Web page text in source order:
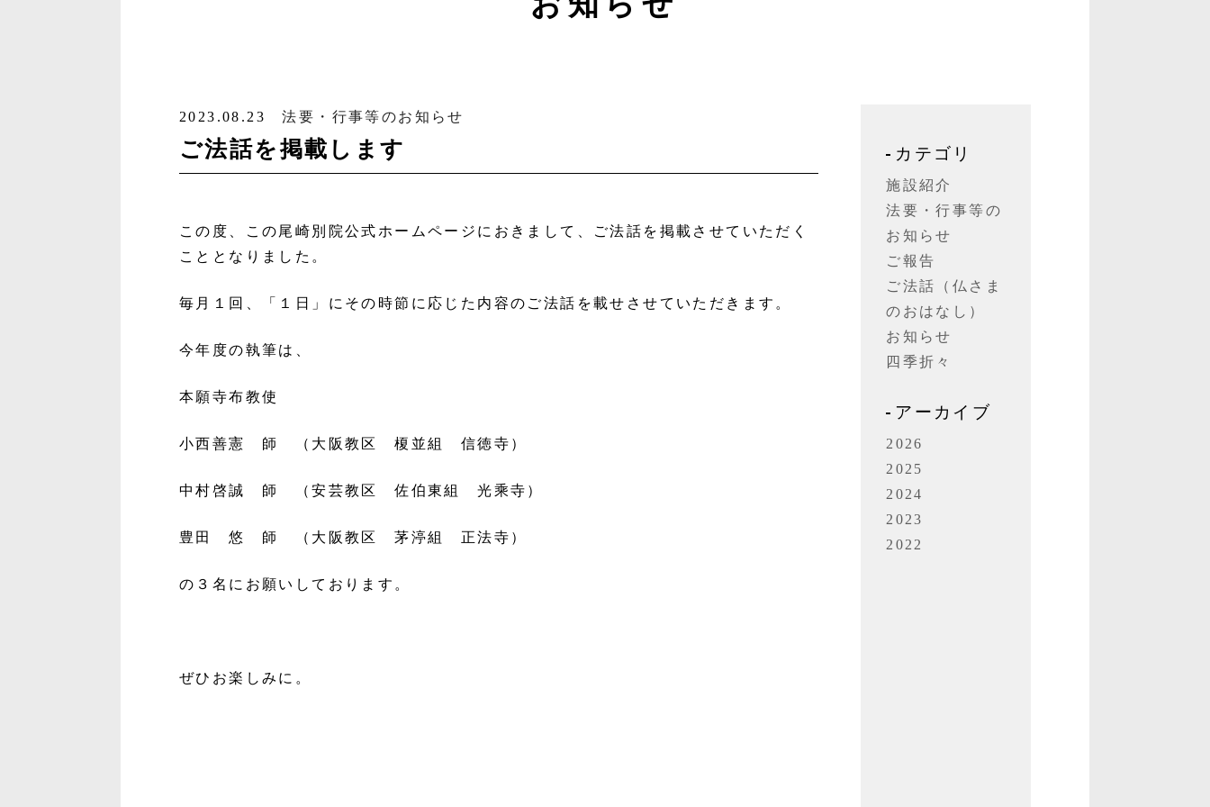
2023.08.23法要・行事等のお知らせ
ご法話を掲載します
この度、この尾崎別院公式ホームページにおきまして、ご法話を掲載させていただく
こととなりました。
毎月１回、「１日」にその時節に応じた内容のご法話を載せさせていただきます。
今年度の執筆は、
本願寺布教使
小西善憲 師 （大阪教区 榎並組 信徳寺）
中村啓誠 師 （安芸教区 佐伯東組 光乘寺）
豊田 悠 師 （大阪教区 茅渟組 正法寺）
の３名にお願いしております。
ぜひお楽しみに。
カテゴリ
施設紹介
法要・行事等の
お知らせ
ご報告
ご法話（仏さま
のおはなし）
お知らせ
四季折々
アーカイブ
2026
2025
2024
2023
2022